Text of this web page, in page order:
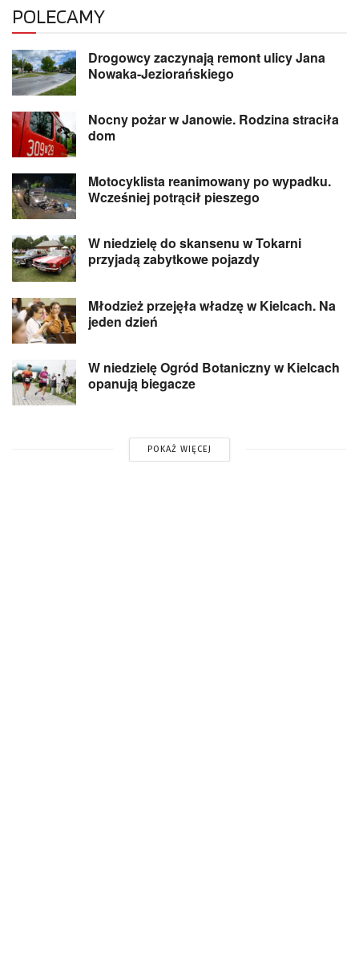
POLECAMY
Drogowcy zaczynają remont ulicy Jana
Nowaka-Jeziorańskiego
Nocny pożar w Janowie. Rodzina straciła
dom
Motocyklista reanimowany po wypadku.
Wcześniej potrącił pieszego
W niedzielę do skansenu w Tokarni
przyjadą zabytkowe pojazdy
Młodzież przejęła władzę w Kielcach. Na
jeden dzień
W niedzielę Ogród Botaniczny w Kielcach
opanują biegacze
POKAŻ WIĘCEJ